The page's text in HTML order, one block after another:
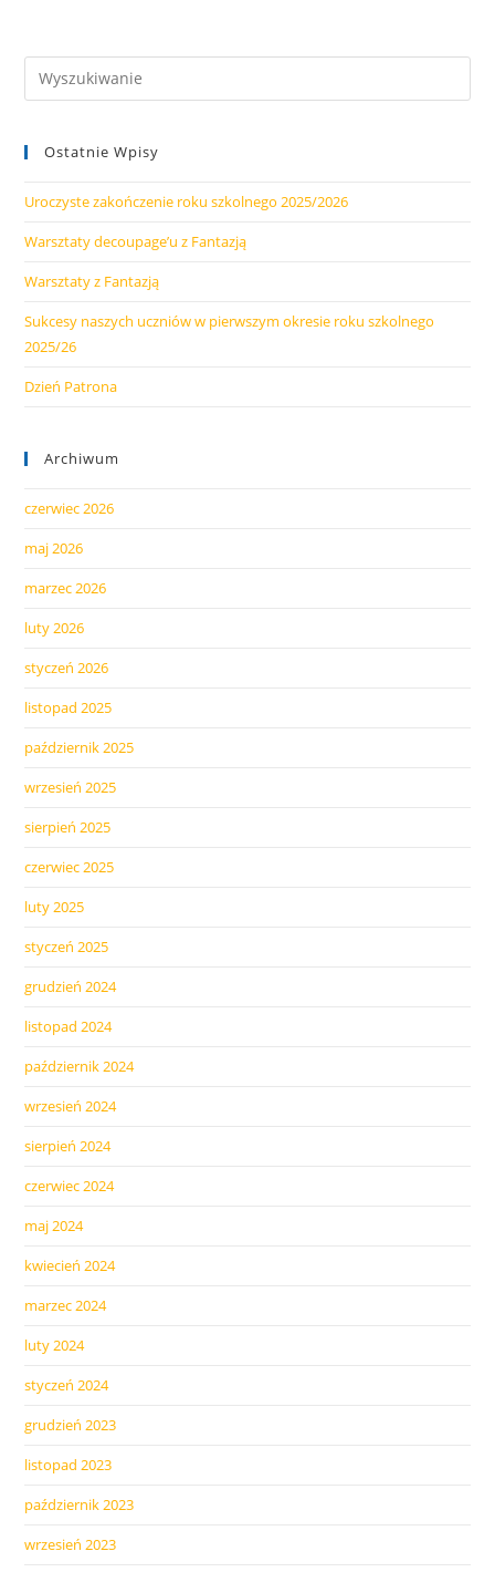
Podstawowej
Ostatnie Wpisy
Uroczyste zakończenie roku szkolnego 2025/2026
Warsztaty decoupage’u z Fantazją
Warsztaty z Fantazją
Sukcesy naszych uczniów w pierwszym okresie roku szkolnego
2025/26
Dzień Patrona
Archiwum
czerwiec 2026
maj 2026
marzec 2026
luty 2026
styczeń 2026
listopad 2025
październik 2025
wrzesień 2025
sierpień 2025
czerwiec 2025
luty 2025
styczeń 2025
grudzień 2024
listopad 2024
październik 2024
wrzesień 2024
sierpień 2024
czerwiec 2024
maj 2024
kwiecień 2024
marzec 2024
luty 2024
styczeń 2024
grudzień 2023
listopad 2023
październik 2023
wrzesień 2023